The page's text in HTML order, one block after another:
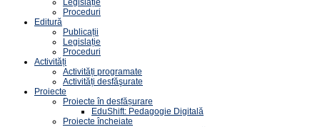
Legislație
Proceduri
Editură
Publicații
Legislație
Proceduri
Activități
Activități programate
Activități desfăşurate
Proiecte
Proiecte în desfășurare
EduShift: Pedagogie Digitală
Proiecte încheiate